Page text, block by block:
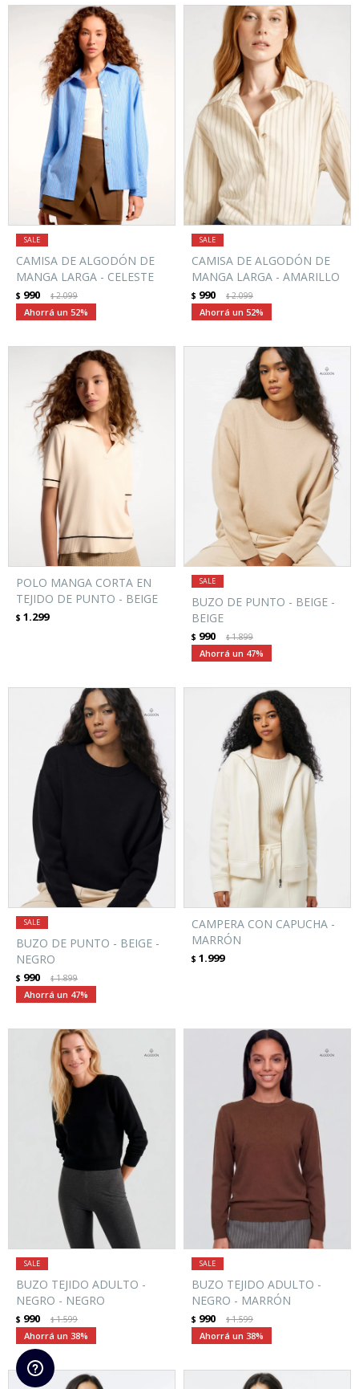
CAMISA DE ALGODÓN DE
MANGA LARGA - CELESTE
$ 990 $2.099
52
CAMISA DE ALGODÓN DE
MANGA LARGA - AMARILLO
$ 990 $2.099
52
POLO MANGA CORTA EN
TEJIDO DE PUNTO - BEIGE
$ 1.299
BUZO DE PUNTO - BEIGE -
BEIGE
$ 990 $1.899
47
BUZO DE PUNTO - BEIGE -
NEGRO
$ 990 $1.899
47
CAMPERA CON CAPUCHA -
MARRÓN
$ 1.999
BUZO TEJIDO ADULTO -
NEGRO - NEGRO
$ 990 $1.599
38
BUZO TEJIDO ADULTO -
NEGRO - MARRÓN
$ 990 $1.599
38